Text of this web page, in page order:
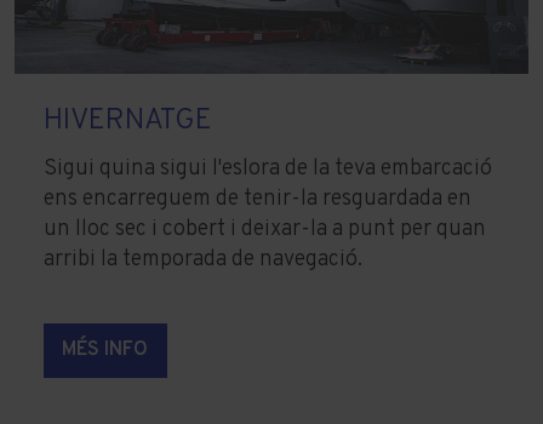
HIVERNATGE
Sigui quina sigui l'eslora de la teva embarcació
ens encarreguem de tenir-la resguardada en
un lloc sec i cobert i deixar-la a punt per quan
arribi la temporada de navegació.
MÉS INFO